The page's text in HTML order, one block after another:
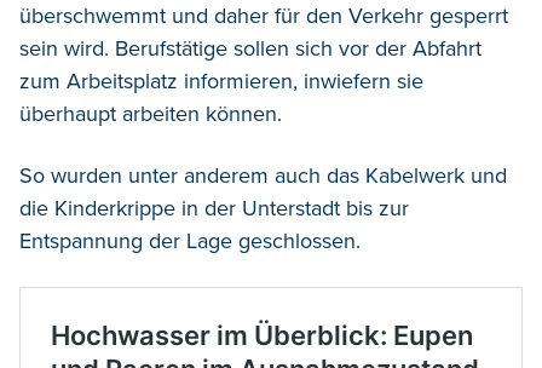
überschwemmt und daher für den Verkehr gesperrt
sein wird. Berufstätige sollen sich vor der Abfahrt
zum Arbeitsplatz informieren, inwiefern sie
überhaupt arbeiten können.
So wurden unter anderem auch das Kabelwerk und
die Kinderkrippe in der Unterstadt bis zur
Entspannung der Lage geschlossen.